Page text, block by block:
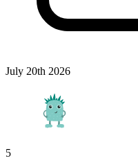
July 20th 2026
5